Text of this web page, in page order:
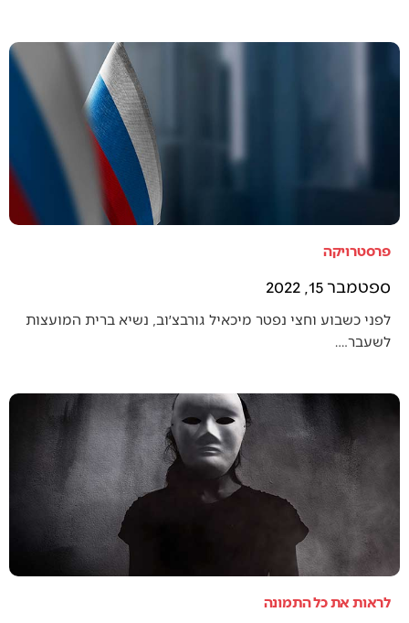
פרסטרויקה
ספטמבר 15, 2022
לפני כשבוע וחצי נפטר מיכאיל גורבצ׳וב, נשיא ברית המועצות
לשעבר.…
לראות את כל התמונה